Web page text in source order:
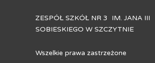
ZESPÓŁ SZKÓŁ NR 3 IM. JANA III
SOBIESKIEGO W SZCZYTNIE
Wszelkie prawa zastrzeżone